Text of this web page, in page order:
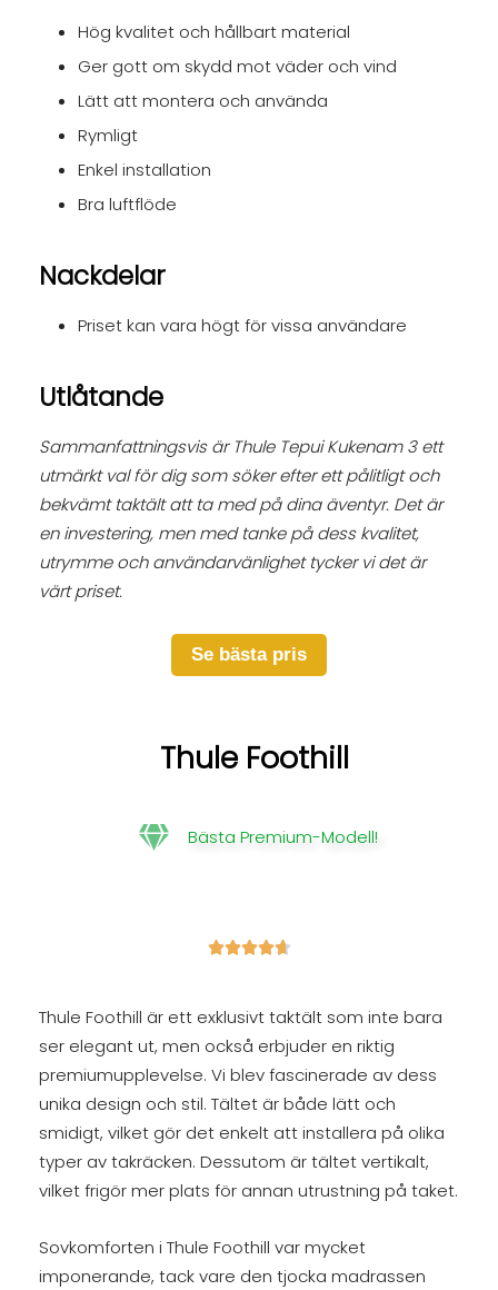
Hög kvalitet och hållbart material
Ger gott om skydd mot väder och vind
Lätt att montera och använda
Rymligt
Enkel installation
Bra luftflöde
Nackdelar
Priset kan vara högt för vissa användare
Utlåtande
Sammanfattningsvis är Thule Tepui Kukenam 3 ett
utmärkt val för dig som söker efter ett pålitligt och
bekvämt taktält att ta med på dina äventyr. Det är
en investering, men med tanke på dess kvalitet,
utrymme och användarvänlighet tycker vi det är
värt priset.
Se bästa pris
Thule Foothill
Bästa Premium-Modell!

Thule Foothill är ett exklusivt taktält som inte bara
ser elegant ut, men också erbjuder en riktig
premiumupplevelse. Vi blev fascinerade av dess
unika design och stil. Tältet är både lätt och
smidigt, vilket gör det enkelt att installera på olika
typer av takräcken. Dessutom är tältet vertikalt,
vilket frigör mer plats för annan utrustning på taket.
Sovkomforten i Thule Foothill var mycket
imponerande, tack vare den tjocka madrassen